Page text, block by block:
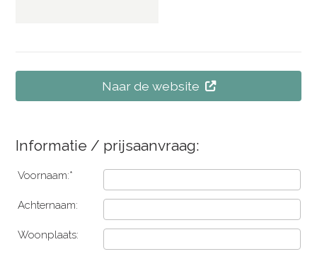
Naar de website
Informatie / prijsaanvraag:
Voornaam:*
Achternaam:
Woonplaats: